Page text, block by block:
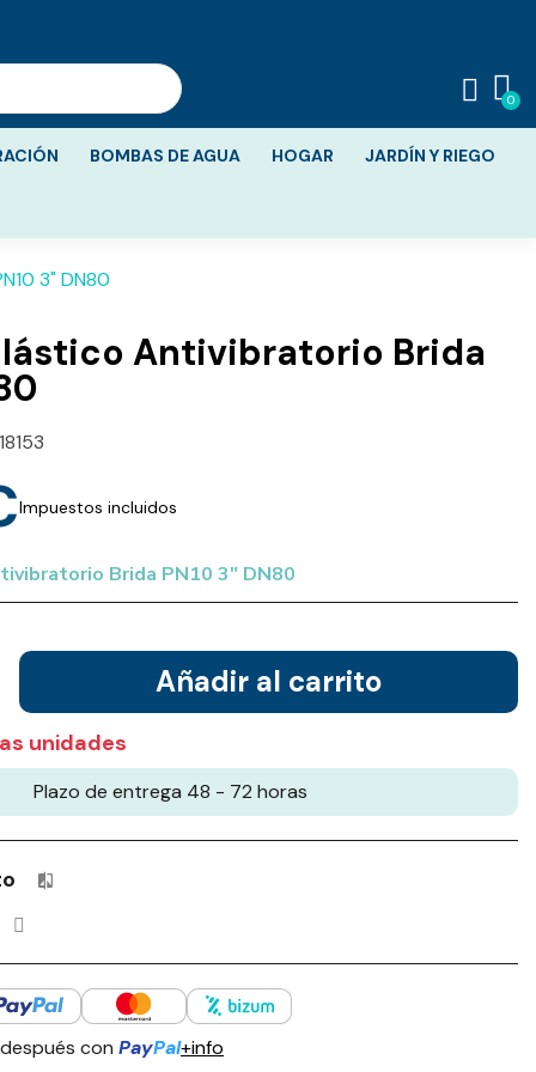
BOMBAS DE AGUA HOGAR JARDÍN Y RIEGO
3" DN80
Antivibratorio Brida
Impuestos incluidos
Brida PN10 3" DN80
Añadir al carrito
unidades
Plazo de entrega 48 - 72 horas
Productos incluidos en tu lista de comparación: 0 / 4
con PayPal+info